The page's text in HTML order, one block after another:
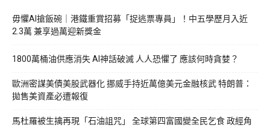
毋懼AI搶飯碗｜港鐵重賞招募「捉逃票專員」！中五學歷月入近
2.3萬 兼享過萬迎新獎金
1800萬桶油供應消失 AI神話破滅 人人恐懼了 應該何時貪婪？
歐洲密謀美債美股武器化 挪威手持近萬億美元金融核武 特朗普：
拋售美資產必遭報復
馬杜羅被生擒再現「石油詛咒」 全球第四富國變全民乞食 政經角